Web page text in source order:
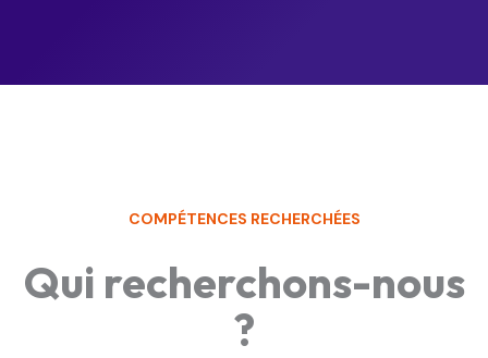
COMPÉTENCES RECHERCHÉES
Qui recherchons-nous
?